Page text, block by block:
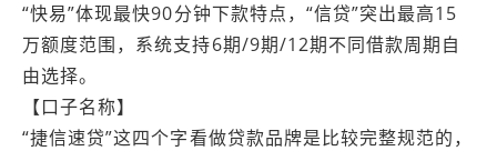
“快易”体现最快90分钟下款特点，“信贷”突出最高15
万额度范围，系统支持6期/9期/12期不同借款周期自
由选择。
【口子名称】
“捷信速贷”这四个字看做贷款品牌是比较完整规范的，